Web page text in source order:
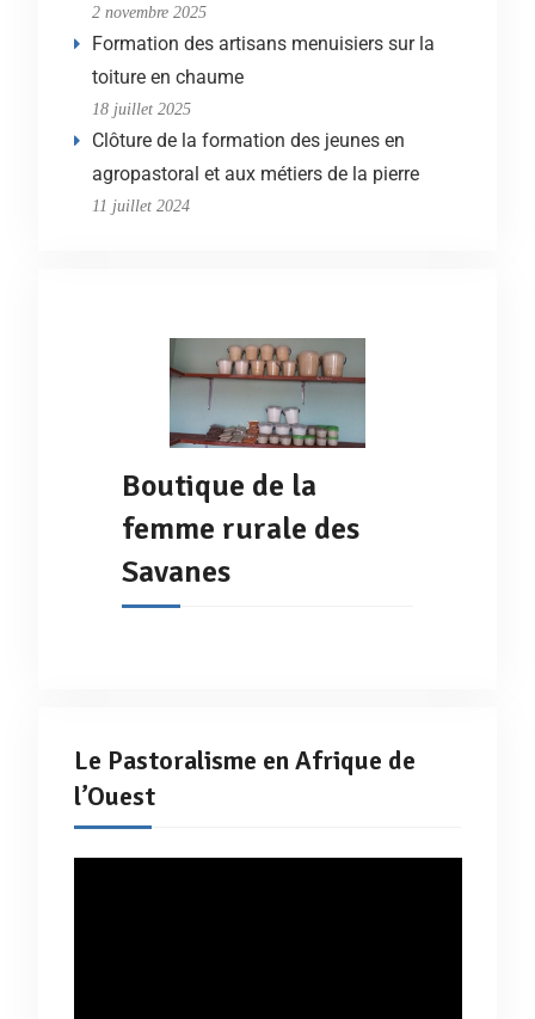
2 novembre 2025
Formation des artisans menuisiers sur la
toiture en chaume
18 juillet 2025
Clôture de la formation des jeunes en
agropastoral et aux métiers de la pierre
11 juillet 2024
Boutique de la
femme rurale des
Savanes
Le Pastoralisme en Afrique de
l’Ouest